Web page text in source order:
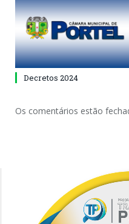
Decretos 2024
Os comentários estão